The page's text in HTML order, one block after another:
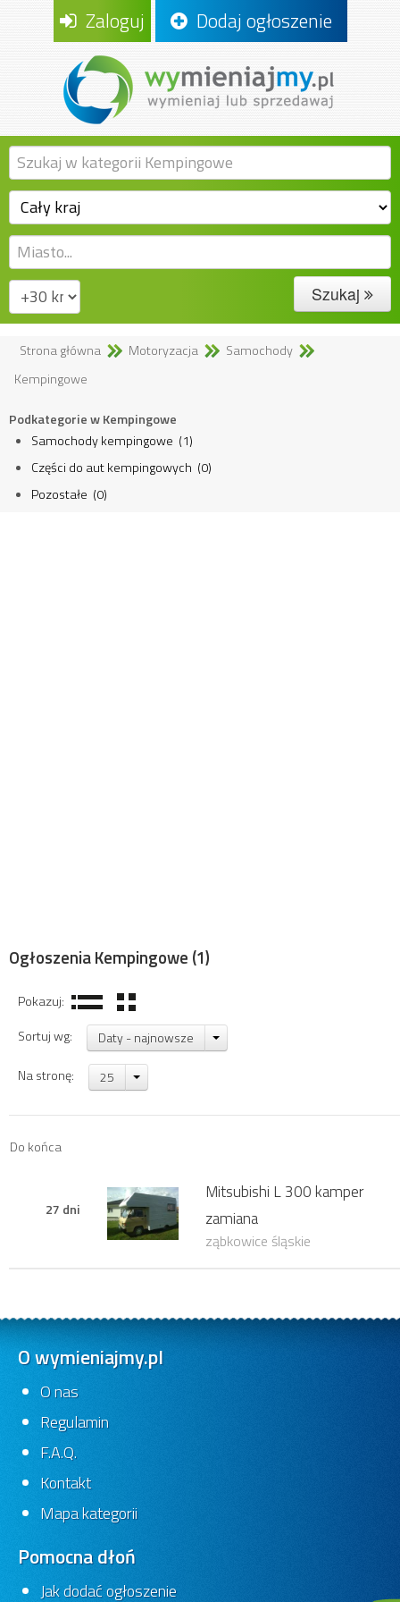
Zaloguj Dodaj ogłoszenie
Szukaj
Strona główna Motoryzacja
Samochody
Kempingowe
Podkategorie w Kempingowe
Samochody kempingowe (1)
Części do aut kempingowych (0)
Pozostałe (0)
Ogłoszenia Kempingowe (1)
Pokazuj:
Sortuj wg:
Daty - najnowsze
Na stronę: 25
Do końca
27 dni
Mitsubishi L 300 kamper
zamiana
ząbkowice śląskie
O wymieniajmy.pl
O nas
Regulamin
F.A.Q.
Kontakt
Mapa kategorii
Pomocna dłoń
Jak dodać ogłoszenie